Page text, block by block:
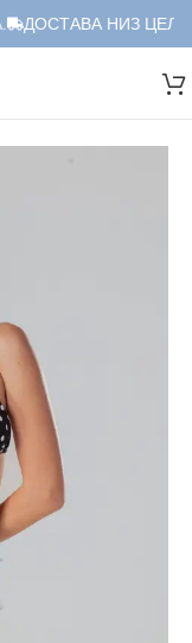
ДОСТАВА НИЗ ЦЕЛА